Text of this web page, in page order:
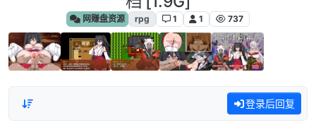
网赚盘资源 rpg 1 1 737
登录后回复